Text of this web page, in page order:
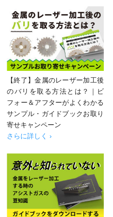
【終了】金属のレーザー加工後
のバリを取る方法とは？｜ビ
フォー＆アフターがよくわかる
サンプル・ガイドブックお取り
寄せキャンペーン
さらに詳しく ›